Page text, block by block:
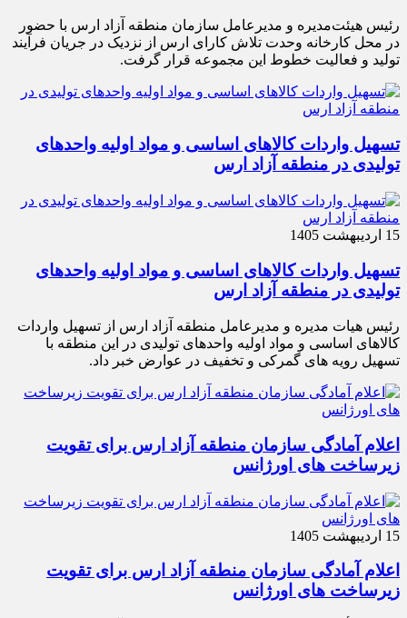
رئیس هیئت‌مدیره و مدیرعامل سازمان منطقه آزاد ارس با حضور
در محل کارخانه وحدت تلاش کارای ارس از نزدیک در جریان فرآیند
تولید و فعالیت خطوط این مجموعه قرار گرفت.
تسهیل واردات کالاهای اساسی و مواد اولیه واحدهای
تولیدی در منطقه آزاد ارس
15 اردیبهشت 1405
تسهیل واردات کالاهای اساسی و مواد اولیه واحدهای
تولیدی در منطقه آزاد ارس
رئیس هیات مدیره و مدیرعامل منطقه آزاد ارس از تسهیل واردات
کالاهای اساسی و مواد اولیه واحدهای تولیدی در این منطقه با
تسهیل رویه های گمرکی و تخفیف در عوارض خبر داد.
اعلام آمادگی سازمان منطقه آزاد ارس برای تقویت
زیرساخت‌ های اورژانس
15 اردیبهشت 1405
اعلام آمادگی سازمان منطقه آزاد ارس برای تقویت
زیرساخت‌ های اورژانس